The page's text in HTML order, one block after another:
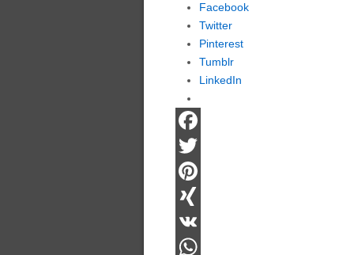
Facebook
Twitter
Pinterest
Tumblr
LinkedIn
Facebook
Twitter
Pinterest
XING
VK